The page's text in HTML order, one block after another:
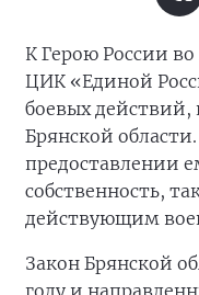
К Герою России
ЦИК «Единой
боевых действий,
Брянской
предоставлении
собственность,
действующим
Закон Брянской